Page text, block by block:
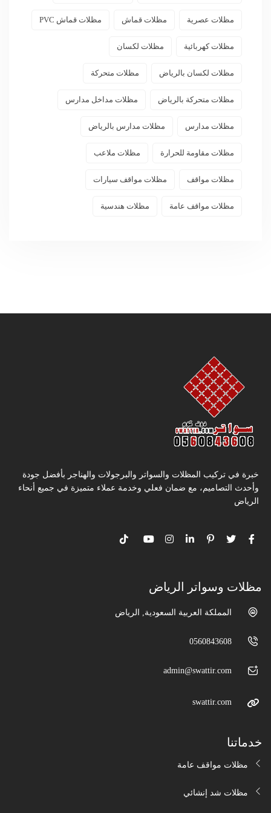
مظلات عصرية مظلات قماش مظلات قماش PVC
مظلات كهربائية مظلات لكسان
مظلات لكسان بالرياض مظلات متحركة
مظلات متحركة بالرياض مظلات مداخل مدارس
مظلات مدارس مظلات مدارس بالرياض
مظلات مقاومة للحرارة مظلات ملاعب
مظلات مواقف مظلات مواقف سيارات
مظلات مواقف عامة مظلات هندسية
خبرة في تركيب المظلات والسواتر والبرجولات والهناجر بأفضل جودة
وأحدث التصاميم، مع ضمان فعلي وخدمة عملاء متميزة في جميع أنحاء
الرياض
مظلات وسواتر الرياض
المملكة العربية السعودية, الرياض
0560843608
admin@swattir.com
swattir.com
خدماتنا
مظلات مواقف عامة
مظلات شد إنشائي